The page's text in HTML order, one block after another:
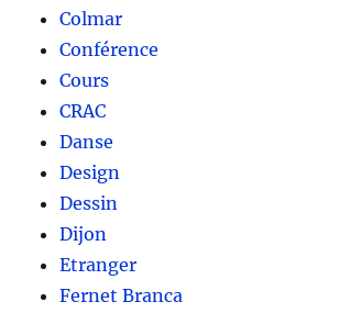
Colmar
Conférence
Cours
CRAC
Danse
Design
Dessin
Dijon
Etranger
Fernet Branca